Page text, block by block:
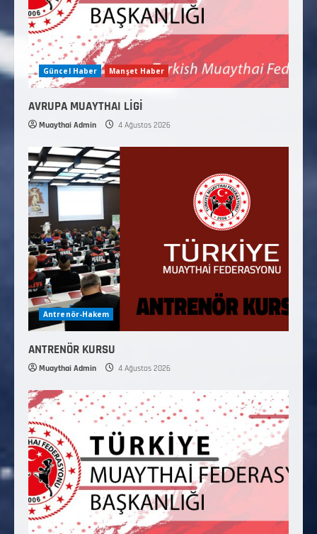
Güncel Haber Manşet Haber
AVRUPA MUAYTHAI LİGİ
Muaythai Admin 4 Ağustos 2026
Antrenör-Hakem
ANTRENÖR KURSU
Muaythai Admin 4 Ağustos 2026